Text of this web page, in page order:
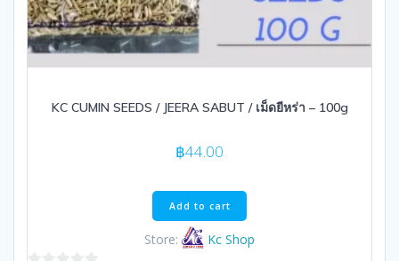
KC CUMIN SEEDS / JEERA SABUT / เม็ดยีหร่า – 100g
฿44.00
Add to cart
Store: Kc Shop